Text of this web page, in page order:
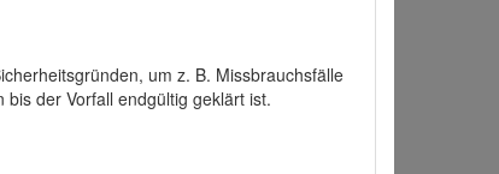
um z. B. Missbrauchsfälle
der Vorfall endgültig geklärt ist.